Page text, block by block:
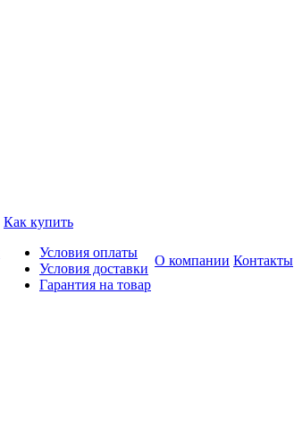
Как купить
Условия оплаты
Условия доставки
Гарантия на товар
О компании Контакты